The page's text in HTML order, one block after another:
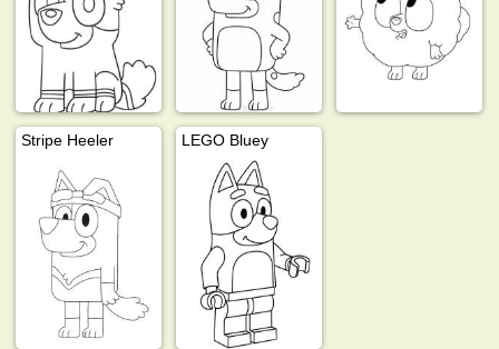
Stripe Heeler LEGO Bluey